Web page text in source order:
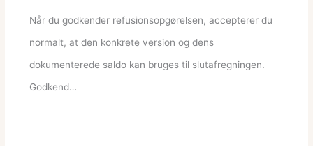
Når du godkender refusionsopgørelsen, accepterer du
normalt, at den konkrete version og dens
dokumenterede saldo kan bruges til slutafregningen.
Godkend…